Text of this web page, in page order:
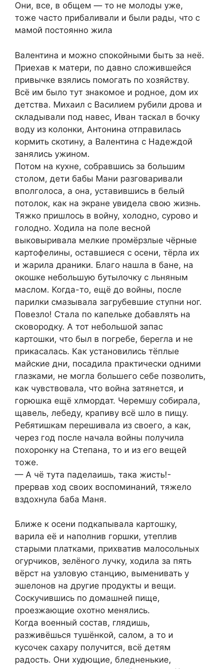
Они, все, в общем — то не молоды уже,
тоже часто прибаливали и были рады, что с
мамой постоянно жила
Валентина и можно спокойными быть за неё.
Приехав к матери, по давно сложившейся
привычке взялись помогать по хозяйству.
Всё им было тут знакомое и родное, дом их
детства. Михаил с Василием рубили дрова и
складывали под навес, Иван таскал в бочку
воду из колонки, Антонина отправилась
кормить скотину, а Валентина с Надеждой
занялись ужином.
Потом на кухне, собравшись за большим
столом, дети бабы Мани разговаривали
вполголоса, а она, уставившись в белый
потолок, как на экране увидела свою жизнь.
Тяжко пришлось в войну, холодно, сурово и
голодно. Ходила на поле весной
выковыривала мелкие промёрзлые чёрные
картофелины, оставшиеся с осени, тёрла их
и жарила драники. Благо нашла в бане, на
окошке небольшую бутылочку с льняным
маслом. Когда-то, ещё до войны, после
парилки смазывала загрубевшие ступни ног.
Повезло! Стала по капельке добавлять на
сковородку. А тот небольшой запас
картошки, что был в погребе, берегла и не
прикасалась. Как установились тёплые
майские дни, посадила практически одними
глазками, не могла большего себе позволить,
как чувствовала, что война затянется, и
горюшка ещё хлмордат. Черемшу собирала,
щавель, лебеду, крапиву всё шло в пищу.
Ребятишкам перешивала из своего, а как,
через год после начала войны получила
похоронку на Степана, то и из его вещей
тоже.
— А чё тута паделаишь, така жисть!-
прервав ход своих воспоминаний, тяжело
вздохнула баба Маня.
Ближе к осени подкапывала картошку,
варила её и наполнив горшки, утеплив
старыми платками, прихватив малосольных
огурчиков, зелёного лучку, ходила за пять
вёрст на узловую станцию, выменивать у
эшелонов на другие продукты и вещи.
Соскучившись по домашней пище,
проезжающие охотно менялись.
Когда военный состав, глядишь,
разживёшься тушёнкой, салом, а то и
кусочек сахару получится, всё детям
радость. Они худющие, бледненькие,